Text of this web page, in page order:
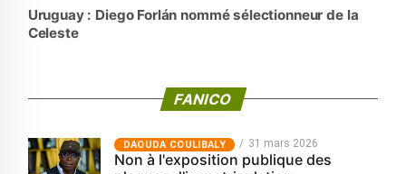
Uruguay : Diego Forlán nommé sélectionneur de la
Celeste
FANICO
‎DAOUDA COULIBALY 31 mars 2026
Non à l'exposition publique des